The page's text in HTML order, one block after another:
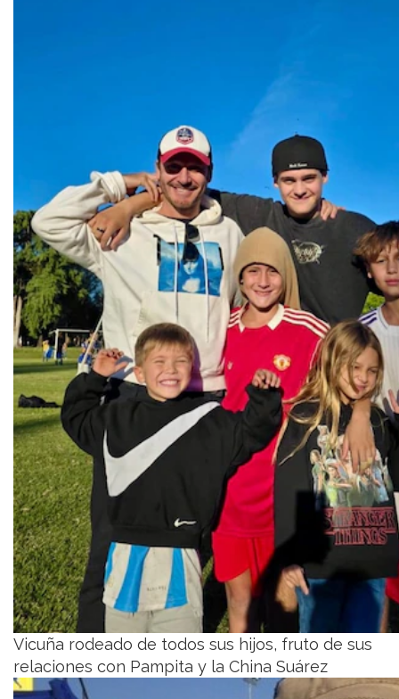
Vicuña rodeado de todos sus hijos, fruto de sus
relaciones con Pampita y la China Suárez